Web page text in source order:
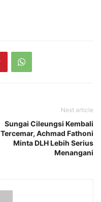
Next article
Sungai Cileungsi Kembali
Tercemar, Achmad Fathoni
Minta DLH Lebih Serius
Menangani